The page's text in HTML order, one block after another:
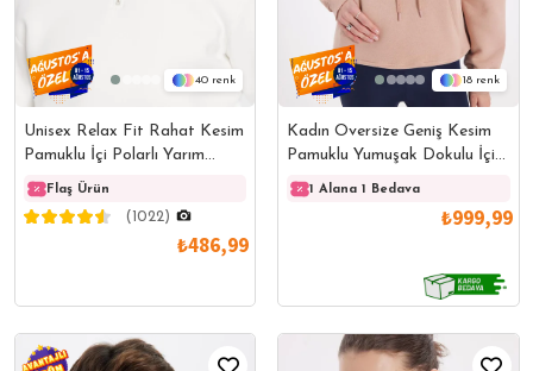
40
Unisex Relax Fit Rahat Kesim
Pamuklu İçi Polarlı Yarım
Fermuarlı Beyaz Dik Yaka
Sweatshirt
Flaş Ürün Flaş Ürün
(1022)
₺486,99
18
Kadın Oversize Geniş Kesim
Pamuklu Yumuşak Dokulu İçi
Polarlı Basic Vizon Kapüşonlu
Sweatshirt
1 Alana 1 Bedava
₺999,99